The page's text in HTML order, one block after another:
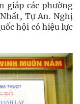
giáp các phường
Tự An. Nghị
hội có hiệu lực